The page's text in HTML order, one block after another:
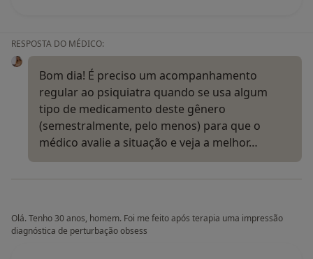
RESPOSTA DO MÉDICO:
Bom dia! É preciso um acompanhamento
regular ao psiquiatra quando se usa algum
tipo de medicamento deste gênero
(semestralmente, pelo menos) para que o
médico avalie a situação e veja a melhor…
Olá. Tenho 30 anos, homem. Foi me feito após terapia uma impressão
diagnóstica de perturbação obsess